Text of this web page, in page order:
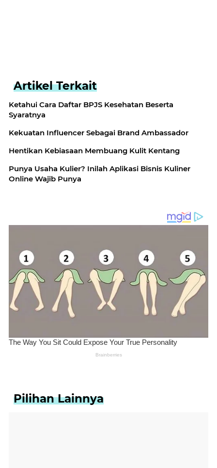
Artikel Terkait
Ketahui Cara Daftar BPJS Kesehatan Beserta
Syaratnya
Kekuatan Influencer Sebagai Brand Ambassador
Hentikan Kebiasaan Membuang Kulit Kentang
Punya Usaha Kulier? Inilah Aplikasi Bisnis Kuliner
Online Wajib Punya
Pilihan Lainnya